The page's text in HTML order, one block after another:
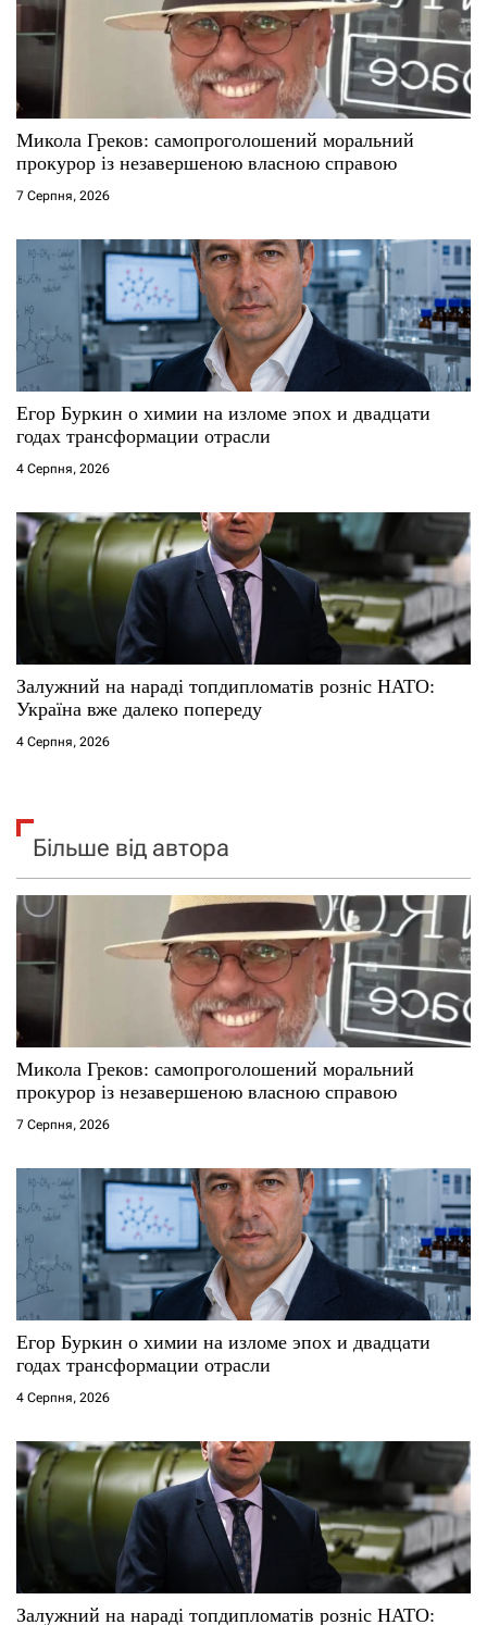
с
і
в
Микола Греков: самопроголошений моральний
прокурор із незавершеною власною справою
7 Серпня, 2026
Егор Буркин о химии на изломе эпох и двадцати
годах трансформации отрасли
4 Серпня, 2026
Залужний на нараді топдипломатів розніс НАТО:
Україна вже далеко попереду
4 Серпня, 2026
Більше від автора
Микола Греков: самопроголошений моральний
прокурор із незавершеною власною справою
7 Серпня, 2026
Егор Буркин о химии на изломе эпох и двадцати
годах трансформации отрасли
4 Серпня, 2026
Залужний на нараді топдипломатів розніс НАТО: